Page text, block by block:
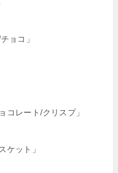
ョコ」
コレート/クリスプ」
ケット」